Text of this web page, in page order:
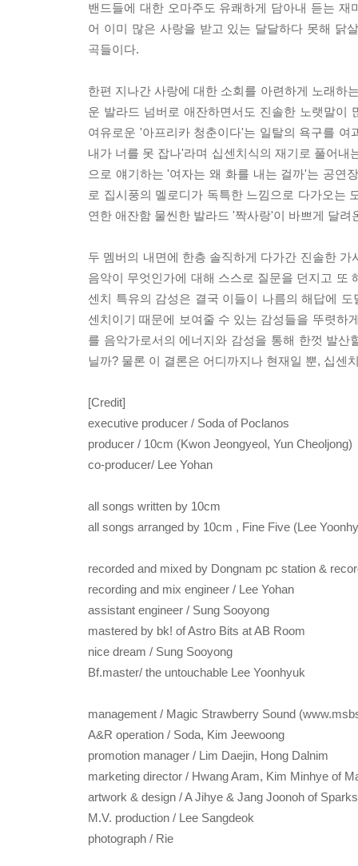
밴드들에 대한 오마주도 유쾌하게 담아내 듣는
어 이미 많은 사랑을 받고 있는 달달하다 못해 닭
곡들이다.
한편 지나간 사랑에 대한 소회를 아련하게 노래하
운 발라드 넘버로 애잔하면서도 진솔한 노랫말이
여유로운 '아프리카 청춘이다'는 일탈의 욕구를
내가 너를 못 잡나'라며 십센치식의 재기로 풀어
으로 얘기하는 '여자는 왜 화를 내는 걸까'는 공연
로 집시풍의 멜로디가 독특한 느낌으로 다가오는
연한 애잔함 물씬한 발라드 '짝사랑'이 바쁘게 달
두 멤버의 내면에 한층 솔직하게 다가간 진솔한
음악이 무엇인가에 대해 스스로 질문을 던지고 또
센치 특유의 감성은 결국 이들이 나름의 해답에
센치이기 때문에 보여줄 수 있는 감성들을 뚜렷하
를 음악가로서의 에너지와 감성을 통해 한껏 발
닐까? 물론 이 결론은 어디까지나 현재일 뿐, 십센
[Credit]
executive producer / Soda of Poclanos
producer / 10cm (Kwon Jeongyeol, Yun Cheoljong)
co-producer/ Lee Yohan
all songs written by 10cm
all songs arranged by 10cm , Fine Five (Lee
recorded and mixed by Dongnam pc station &
recording and mix engineer / Lee Yohan
assistant engineer / Sung Sooyong
mastered by bk! of Astro Bits at AB Room
nice dream / Sung Sooyong
Bf.master/ the untouchable Lee Yoonhyuk
management / Magic Strawberry Sound
A&R operation / Soda, Kim Jeewoong
promotion manager / Lim Daejin, Hong Dalnim
marketing director / Hwang Aram, Kim Minhye of
artwork & design / A Jihye & Jang Joonoh of
M.V. production / Lee Sangdeok
photograph / Rie